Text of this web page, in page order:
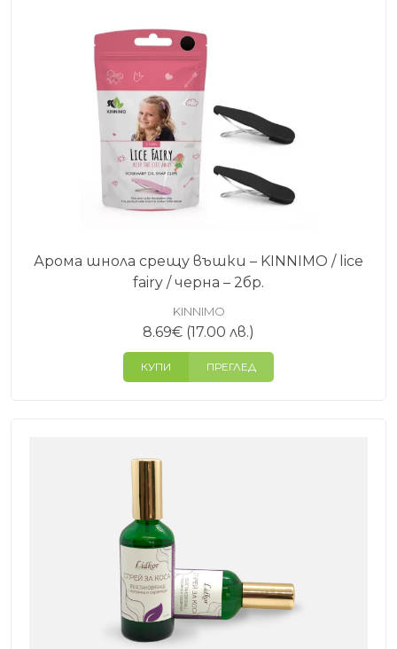
Арома шнола срещу въшки – KINNIMO / lice
fairy / черна – 2бр.
KINNIMO
8.69€ (17.00 лв.)
КУПИ ПРЕГЛЕД